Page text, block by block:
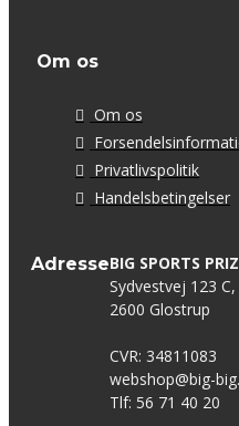
Om os
Om os
Privatlivspolitik
Handelsbetingelser
AdresseBIG SPORTS
Sydvestvej 123 C,
2600 Glostrup
CVR: 34811083
webshop@big-
Tlf: 56 71 40 20